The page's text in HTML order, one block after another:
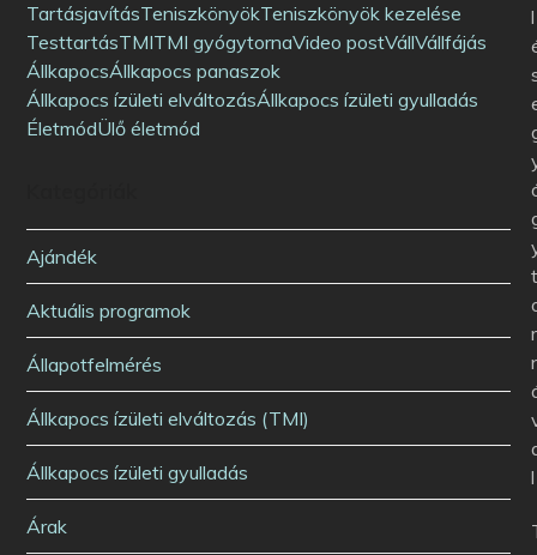
TartásjavításTeniszkönyökTeniszkönyök kezelése
TesttartásTMITMI gyógytornaVideo postVállVállfájás
ÁllkapocsÁllkapocs panaszok
Állkapocs ízületi elváltozásÁllkapocs ízületi gyulladás
ÉletmódÜlő életmód
Ajándék
Aktuális programok
Állapotfelmérés
Állkapocs ízületi elváltozás (TMI)
Állkapocs ízületi gyulladás
Árak
l
r
l